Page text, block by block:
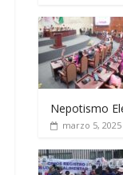
Nepotismo
marzo 5, 2025